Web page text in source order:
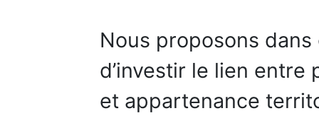
Nous proposons
d’investir le lien
et appartenance